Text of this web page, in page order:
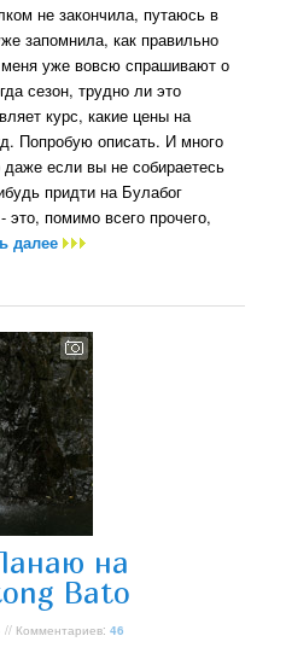
не закончила, путаюсь в
запомнила, как правильно
меня уже вовсю спрашивают о
сезон, трудно ли это
курс, какие цены на
Попробую описать. И много
если вы не собираетесь
придти на Булабог
помимо всего прочего,
далее
на
Bato
// Комментариев:46